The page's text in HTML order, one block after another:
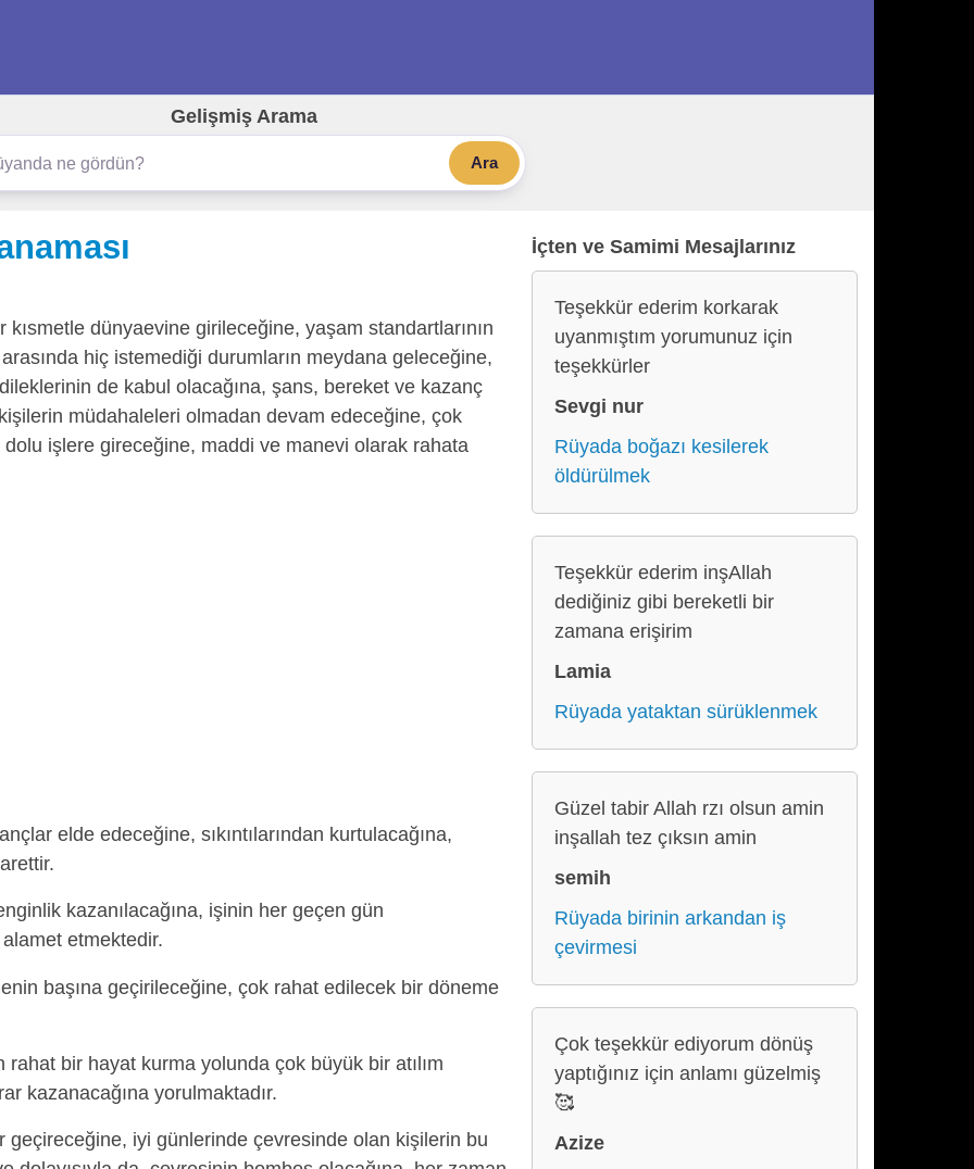
Gelişmiş Arama
Ara
kısmetle dünyaevine girileceğine, yaşam standartlarının
hiç istemediği durumların meydana geleceğine,
de kabul olacağına, şans, bereket ve kazanç
kişilerin müdahaleleri olmadan devam edeceğine, çok
işlere gireceğine, maddi ve manevi olarak rahata
elde edeceğine, sıkıntılarından kurtulacağına,
kazanılacağına, işinin her geçen gün
etmektedir.
başına geçirileceğine, çok rahat edilecek bir döneme
bir hayat kurma yolunda çok büyük bir atılım
kazanacağına yorulmaktadır.
geçireceğine, iyi günlerinde çevresinde olan kişilerin bu
İçten ve Samimi Mesajlarınız
Teşekkür ederim korkarak
uyanmıştım yorumunuz için
teşekkürler
Sevgi nur
Rüyada boğazı kesilerek
öldürülmek
Teşekkür ederim inşAllah
dediğiniz gibi bereketli bir
zamana erişirim
Lamia
Rüyada yataktan sürüklenmek
Güzel tabir Allah rzı olsun amin
inşallah tez çıksın amin
semih
Rüyada birinin arkandan iş
çevirmesi
Çok teşekkür ediyorum dönüş
yaptığınız için anlamı güzelmiş
🥰
Azize